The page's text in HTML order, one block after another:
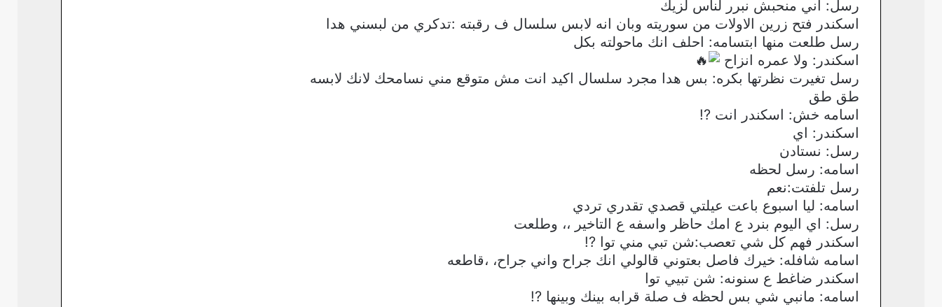
رسل: اني منحبش نبرر لناس لزيك
اسكندر فتح زرين الاولات من سوريته وبان انه لابس سلسال ف رقبته :تدكري من لبسني هدا
رسل طلعت منها ابتسامه: احلف انك ماحولته بكل
اسكندر: ولا عمره انزاح
رسل تغيرت نظرتها بكره: بس هدا مجرد سلسال اكيد انت مش متوقع مني نسامحك لانك لابسه
طق طق
اسامه خش: اسكندر انت ?!
اسكندر: اي
رسل: نستادن
اسامه: رسل لحظه
رسل تلفتت:نعم
اسامه: ليا اسبوع باعت عيلتي قصدي تقدري تردي
رسل: اي اليوم بنرد ع امك حاظر واسفه ع التاخير ،، وطلعت
اسكندر فهم كل شي تعصب:شن تبي مني توا ?!
اسامه شافله: خيرك فاصل بعتوني قالولي انك جراح واني جراح، ،قاطعه
اسكندر ضاغط ع سنونه: شن تبيي توا
اسامه: مانبي شي بس لحظه ف صلة قرابه بينك وبينها ?!